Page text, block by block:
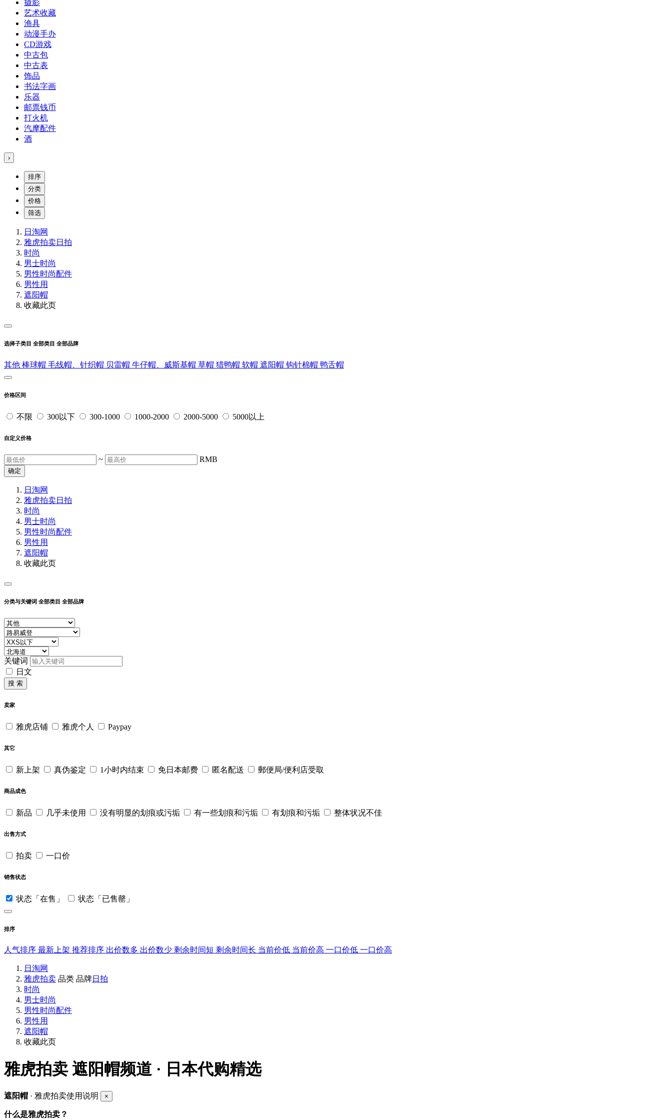
摄影
艺术收藏
渔具
动漫手办
CD游戏
中古包
中古表
饰品
书法字画
乐器
邮票钱币
打火机
汽摩配件
酒
›
排序
分类
价格
筛选
日淘网
雅虎拍卖日拍
时尚
男士时尚
男性时尚配件
男性用
遮阳帽
收藏此页
选择子类目 全部类目 全部品牌
其他 棒球帽 毛线帽、针织帽 贝雷帽 牛仔帽、威斯基帽 草帽 猎鸭帽 软帽 遮阳帽 钩针棉帽 鸭舌帽
价格区间
不限 300以下 300-1000 1000-2000 2000-5000 5000以上
自定义价格
~ RMB
确定
日淘网
雅虎拍卖日拍
时尚
男士时尚
男性时尚配件
男性用
遮阳帽
收藏此页
分类与关键词 全部类目 全部品牌
关键词
日文
搜 索
卖家
雅虎店铺 雅虎个人 Paypay
其它
新上架 真伪鉴定 1小时内结束 免日本邮费 匿名配送 郵便局/便利店受取
商品成色
新品 几乎未使用 没有明显的划痕或污垢 有一些划痕和污垢 有划痕和污垢 整体状况不佳
出售方式
拍卖 一口价
销售状态
状态「在售」 状态「已售罄」
排序
人气排序 最新上架 推荐排序 出价数多 出价数少 剩余时间短 剩余时间长 当前价低 当前价高 一口价低 一口价高
日淘网
雅虎拍卖 品类 品牌日拍
时尚
男士时尚
男性时尚配件
男性用
遮阳帽
收藏此页
雅虎拍卖 遮阳帽频道 · 日本代购精选
遮阳帽 · 雅虎拍卖使用说明 ×
什么是雅虎拍卖？